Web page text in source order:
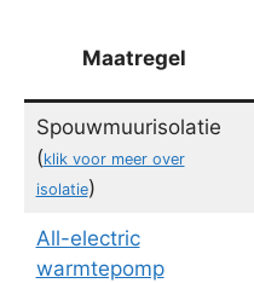
Maatregel
Spouwmuurisolatie
(klik voor meer over
isolatie)
All-electric
warmtepomp